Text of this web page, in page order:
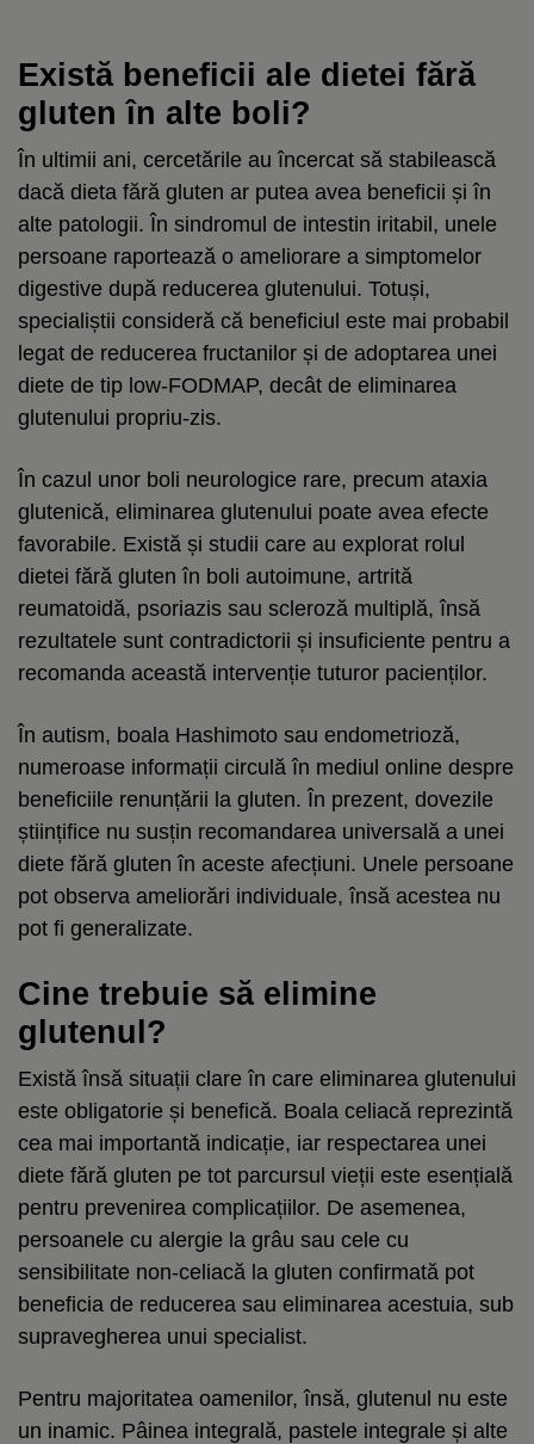
Există beneficii ale dietei fără
gluten în alte boli?
În ultimii ani, cercetările au încercat să stabilească
dacă dieta fără gluten ar putea avea beneficii și în
alte patologii. În sindromul de intestin iritabil, unele
persoane raportează o ameliorare a simptomelor
digestive după reducerea glutenului. Totuși,
specialiștii consideră că beneficiul este mai probabil
legat de reducerea fructanilor și de adoptarea unei
diete de tip low-FODMAP, decât de eliminarea
glutenului propriu-zis.
În cazul unor boli neurologice rare, precum ataxia
glutenică, eliminarea glutenului poate avea efecte
favorabile. Există și studii care au explorat rolul
dietei fără gluten în boli autoimune, artrită
reumatoidă, psoriazis sau scleroză multiplă, însă
rezultatele sunt contradictorii și insuficiente pentru a
recomanda această intervenție tuturor pacienților.
În autism, boala Hashimoto sau endometrioză,
numeroase informații circulă în mediul online despre
beneficiile renunțării la gluten. În prezent, dovezile
științifice nu susțin recomandarea universală a unei
diete fără gluten în aceste afecțiuni. Unele persoane
pot observa ameliorări individuale, însă acestea nu
pot fi generalizate.
Cine trebuie să elimine
glutenul?
Există însă situații clare în care eliminarea glutenului
este obligatorie și benefică. Boala celiacă reprezintă
cea mai importantă indicație, iar respectarea unei
diete fără gluten pe tot parcursul vieții este esențială
pentru prevenirea complicațiilor. De asemenea,
persoanele cu alergie la grâu sau cele cu
sensibilitate non-celiacă la gluten confirmată pot
beneficia de reducerea sau eliminarea acestuia, sub
supravegherea unui specialist.
Pentru majoritatea oamenilor, însă, glutenul nu este
un inamic. Pâinea integrală, pastele integrale și alte